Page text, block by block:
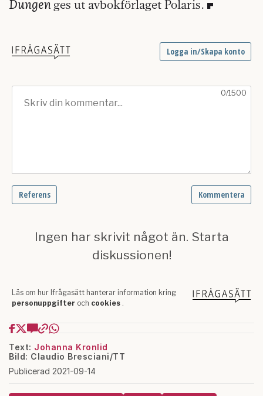
Dungen ges ut avbokförlaget Polaris.
Text: Johanna Kronlid
Bild: Claudio Bresciani/TT
Publicerad 2021-09-14